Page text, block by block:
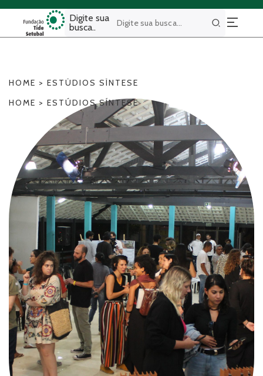
Digite sua
busca..
Buscar
HOME > ESTÚDIOS SÍNTESE
HOME > ESTÚDIOS SÍNTESE